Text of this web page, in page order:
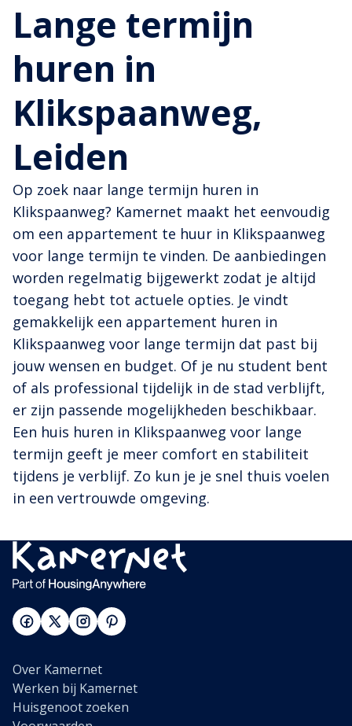
Lange termijn
huren in
Klikspaanweg,
Leiden
Op zoek naar lange termijn huren in
Klikspaanweg? Kamernet maakt het eenvoudig
om een appartement te huur in Klikspaanweg
voor lange termijn te vinden. De aanbiedingen
worden regelmatig bijgewerkt zodat je altijd
toegang hebt tot actuele opties. Je vindt
gemakkelijk een appartement huren in
Klikspaanweg voor lange termijn dat past bij
jouw wensen en budget. Of je nu student bent
of als professional tijdelijk in de stad verblijft,
er zijn passende mogelijkheden beschikbaar.
Een huis huren in Klikspaanweg voor lange
termijn geeft je meer comfort en stabiliteit
tijdens je verblijf. Zo kun je je snel thuis voelen
in een vertrouwde omgeving.
Over Kamernet
Werken bij Kamernet
Huisgenoot zoeken